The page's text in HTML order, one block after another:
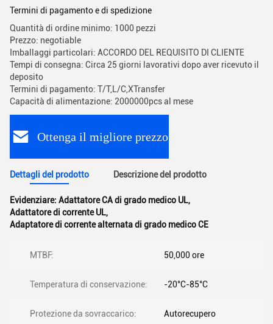
Termini di pagamento e di spedizione
Quantità di ordine minimo: 1000 pezzi
Prezzo: negotiable
Imballaggi particolari: ACCORDO DEL REQUISITO DI CLIENTE
Tempi di consegna: Circa 25 giorni lavorativi dopo aver ricevuto il
deposito
Termini di pagamento: T/T,L/C,XTransfer
Capacità di alimentazione: 2000000pcs al mese
Ottenga il migliore prezzo
Dettagli del prodotto Descrizione del prodotto
Evidenziare: Adattatore CA di grado medico UL,
Adattatore di corrente UL,
Adaptatore di corrente alternata di grado medico CE
MTBF: 50,000 ore
Temperatura di conservazione: -20°C-85°C
Protezione da sovraccarico: Autorecupero